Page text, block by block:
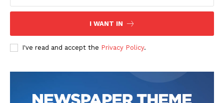
SUSCRIBETE
I WANT IN
I've read and accept the Privacy Policy.